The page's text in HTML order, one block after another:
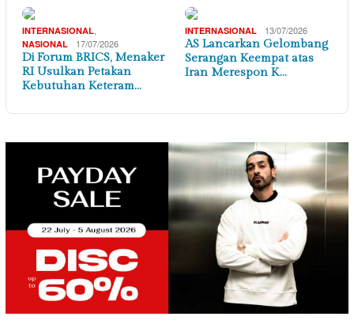
INTERNASIONAL,
NASIONAL 17/07/2026
Di Forum BRICS, Menaker
RI Usulkan Petakan
Kebutuhan Keteram…
INTERNASIONAL 13/07/2026
AS Lancarkan Gelombang
Serangan Keempat atas
Iran Merespon K…